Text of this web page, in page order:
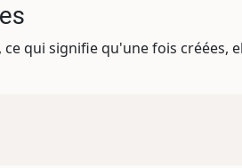
qui signifie qu'une fois créées,